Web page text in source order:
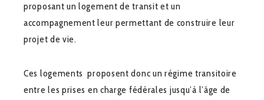
proposant un logement de transit et un
accompagnement leur permettant de construire leur
projet de vie.
Ces logements proposent donc un régime transitoire
entre les prises en charge fédérales jusqu’à l’âge de